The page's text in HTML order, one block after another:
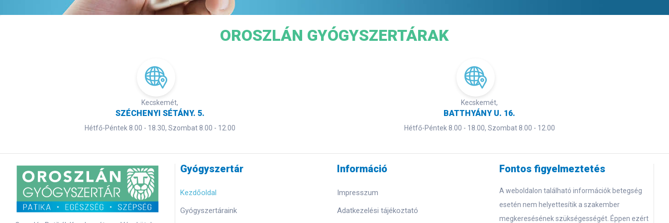
OROSZLÁN GYÓGYSZERTÁRAK
Kecskemét,
SZÉCHENYI SÉTÁNY. 5.
Hétfő-Péntek 8.00 - 18.30, Szombat 8.00 - 12.00
Kecskemét,
BATTHYÁNY U. 16.
Hétfő-Péntek 8.00 - 18.00, Szombat 8.00 - 12.00
Gyógyszertár
Kezdőoldal
Gyógyszertáraink
Információ
Impresszum
Adatkezelési tájékoztató
Fontos figyelmeztetés
A weboldalon található információk betegség
esetén nem helyettesítik a szakember
megkeresésének szükségességét. Éppen ezért